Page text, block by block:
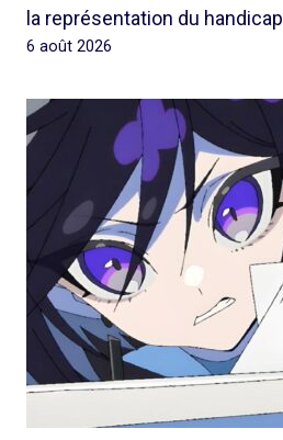
la représentation du handicap
6 août 2026